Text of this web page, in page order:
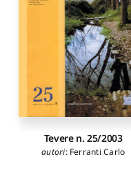
Tevere n. 25/2003
autori: Ferranti Carlo